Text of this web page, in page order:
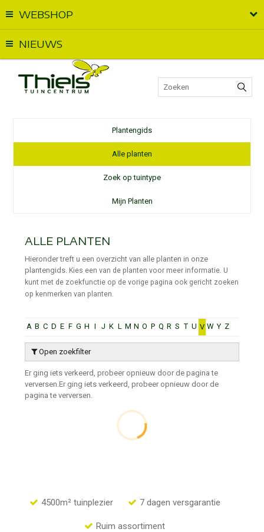
WEBSHOP
NIEUWS
Plantengids
Alle planten
Zoek op tuintype
Mijn Planten
ALLE PLANTEN
Hieronder treft u een overzicht van alle planten in onze
plantengids. Kies een van de planten voor meer informatie. U
kunt met de zoekfunctie op de vorige pagina ook gericht zoeken
op kenmerken van planten.
A B C D E F G H I J K L M N O P Q R S T U V W Y Z
Open zoekfilter
Er ging iets verkeerd, probeer opnieuw door de pagina te
verversen.Er ging iets verkeerd, probeer opnieuw door de
pagina te verversen.
4500m² tuinplezier 7 dagen versgarantie
Ruim assortiment